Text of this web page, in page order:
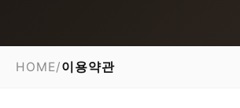
HOME/이용약관